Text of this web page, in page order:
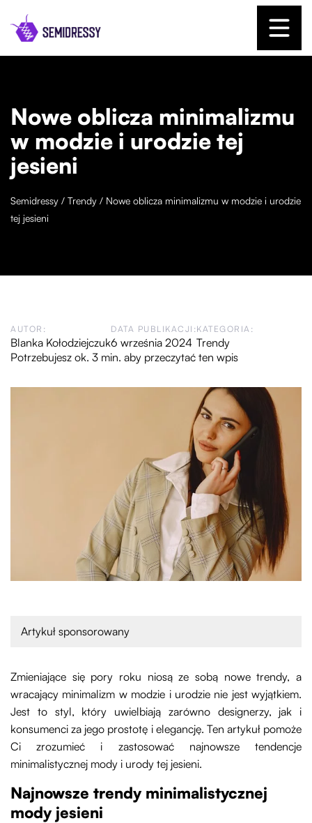
Nowe oblicza minimalizmu
w modzie i urodzie tej
jesieni
Semidressy / Trendy / Nowe oblicza minimalizmu w modzie i urodzie
tej jesieni
AUTOR:
Blanka Kołodziejczuk
DATA PUBLIKACJI:
6 września 2024
KATEGORIA:
Trendy
Potrzebujesz ok. 3 min. aby przeczytać ten wpis
Artykuł sponsorowany
Zmieniające się pory roku niosą ze sobą nowe trendy, a
wracający minimalizm w modzie i urodzie nie jest wyjątkiem.
Jest to styl, który uwielbiają zarówno designerzy, jak i
konsumenci za jego prostotę i elegancję. Ten artykuł pomoże
Ci zrozumieć i zastosować najnowsze tendencje
minimalistycznej mody i urody tej jesieni.
Najnowsze trendy minimalistycznej
mody jesieni